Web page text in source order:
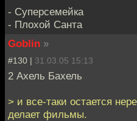
- Суперсемейка
- Плохой Санта
Goblin »
#130 | 31.03.05 15:13
2 Ахель Бахель
> и все-таки остается
делает фильмы.